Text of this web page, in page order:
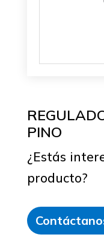
PINO
¿Estás
producto?